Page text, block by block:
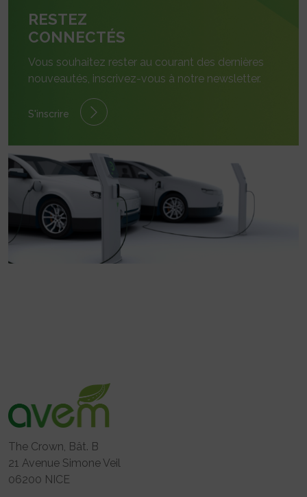
RESTEZ
CONNECTÉS
Vous souhaitez rester au courant des dernières
nouveautés, inscrivez-vous à notre newsletter.
S'inscrire
The Crown, Bât. B
21 Avenue Simone Veil
06200 NICE